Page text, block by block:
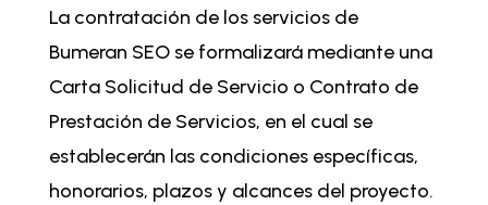
La contratación de los servicios de
Bumeran SEO se formalizará mediante una
Carta Solicitud de Servicio o Contrato de
Prestación de Servicios, en el cual se
establecerán las condiciones específicas,
honorarios, plazos y alcances del proyecto.